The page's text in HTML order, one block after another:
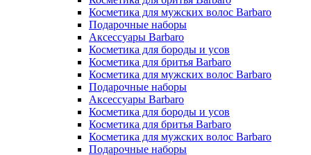
Косметика для мужских волос Barbaro
Подарочные наборы
Аксессуары Barbaro
Косметика для бороды и усов
Косметика для бритья Barbaro
Косметика для мужских волос Barbaro
Подарочные наборы
Аксессуары Barbaro
Косметика для бороды и усов
Косметика для бритья Barbaro
Косметика для мужских волос Barbaro
Подарочные наборы